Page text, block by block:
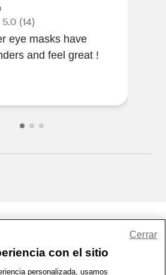
5.0 (14)
eye masks have
and feel great !
| Términos de Uso | Accesibilidad
con el sitio
personalizada, usamos
Cerrar